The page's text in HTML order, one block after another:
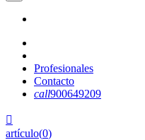
Profesionales
Contacto
call900649209

artículo(0)